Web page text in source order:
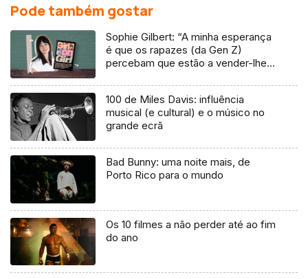
Pode também gostar
Sophie Gilbert: “A minha esperança
é que os rapazes (da Gen Z)
percebam que estão a vender-lhes
100 de Miles Davis: influência
musical (e cultural) e o músico no
grande ecrã
Bad Bunny: uma noite mais, de
Porto Rico para o mundo
Os 10 filmes a não perder até ao fim
do ano